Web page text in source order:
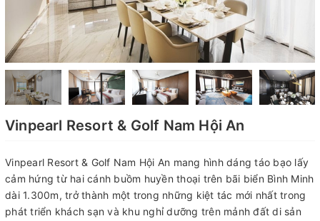
Vinpearl Resort & Golf Nam Hội An
Vinpearl Resort & Golf Nam Hội An mang hình dáng táo bạo lấy
cảm hứng từ hai cánh buồm huyền thoại trên bãi biển Bình Minh
dài 1.300m, trở thành một trong những kiệt tác mới nhất trong
phát triển khách sạn và khu nghỉ dưỡng trên mảnh đất di sản